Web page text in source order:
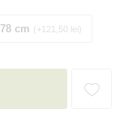
cm +121,50 lei